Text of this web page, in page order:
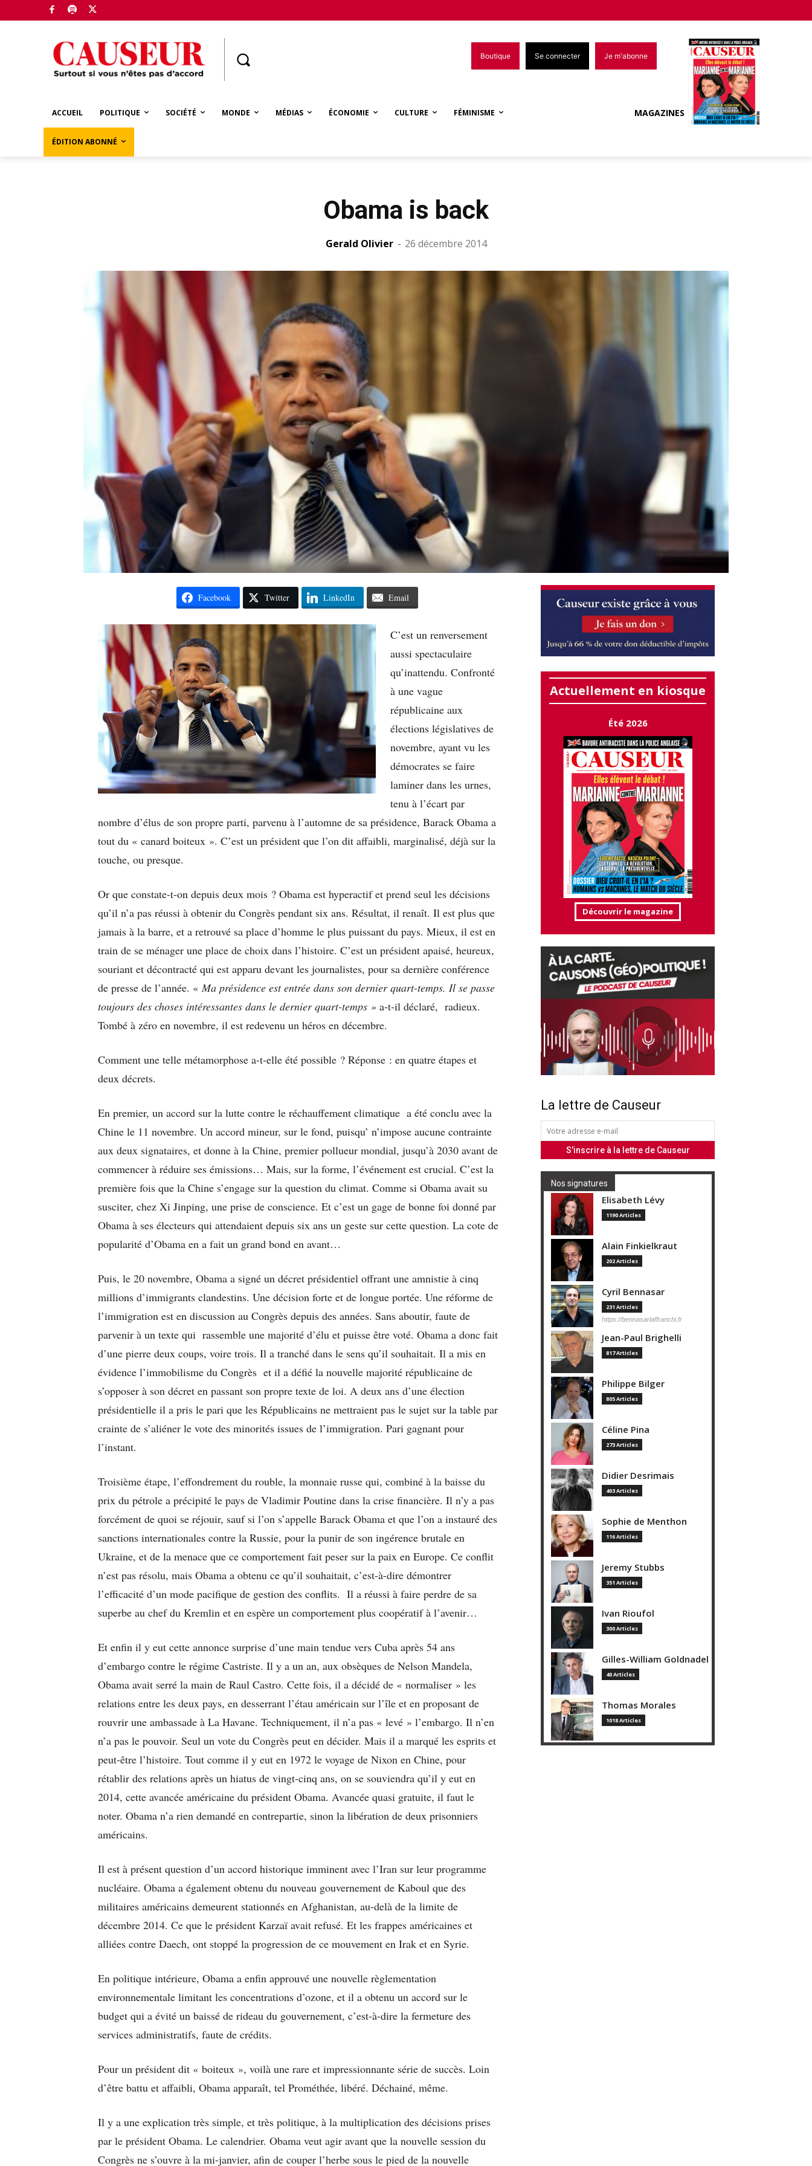
Boutique Se connecter Je m'abonne
ACCUEIL POLITIQUE SOCIÉTÉ MONDE MÉDIAS ÉCONOMIE CULTURE FÉMINISME
ÉDITION ABONNÉ
MAGAZINES
Obama is back
Gerald Olivier - 26 décembre 2014
Facebook Twitter LinkedIn Email
C’est un renversement
aussi spectaculaire
qu’inattendu. Confronté
à une vague
républicaine aux
élections législatives de
novembre, ayant vu les
démocrates se faire
laminer dans les urnes,
tenu à l’écart par
nombre d’élus de son propre parti, parvenu à l’automne de sa présidence, Barack Obama a
tout du « canard boiteux ». C’est un président que l’on dit affaibli, marginalisé, déjà sur la
touche, ou presque.
Or que constate-t-on depuis deux mois ? Obama est hyperactif et prend seul les décisions
qu’il n’a pas réussi à obtenir du Congrès pendant six ans. Résultat, il renaît. Il est plus que
jamais à la barre, et a retrouvé sa place d’homme le plus puissant du pays. Mieux, il est en
train de se ménager une place de choix dans l’histoire. C’est un président apaisé, heureux,
souriant et décontracté qui est apparu devant les journalistes, pour sa dernière conférence
de presse de l’année. « Ma présidence est entrée dans son dernier quart-temps. Il se passe
toujours des choses intéressantes dans le dernier quart-temps » a-t-il déclaré, radieux.
Tombé à zéro en novembre, il est redevenu un héros en décembre.
Comment une telle métamorphose a-t-elle été possible ? Réponse : en quatre étapes et
deux décrets.
En premier, un accord sur la lutte contre le réchauffement climatique a été conclu avec la
Chine le 11 novembre. Un accord mineur, sur le fond, puisqu’ n’impose aucune contrainte
aux deux signataires, et donne à la Chine, premier pollueur mondial, jusqu’à 2030 avant de
commencer à réduire ses émissions… Mais, sur la forme, l’événement est crucial. C’est la
première fois que la Chine s’engage sur la question du climat. Comme si Obama avait su
susciter, chez Xi Jinping, une prise de conscience. Et c’est un gage de bonne foi donné par
Obama à ses électeurs qui attendaient depuis six ans un geste sur cette question. La cote de
popularité d’Obama en a fait un grand bond en avant…
Puis, le 20 novembre, Obama a signé un décret présidentiel offrant une amnistie à cinq
millions d’immigrants clandestins. Une décision forte et de longue portée. Une réforme de
l’immigration est en discussion au Congrès depuis des années. Sans aboutir, faute de
parvenir à un texte qui rassemble une majorité d’élu et puisse être voté. Obama a donc fait
d’une pierre deux coups, voire trois. Il a tranché dans le sens qu’il souhaitait. Il a mis en
évidence l’immobilisme du Congrès et il a défié la nouvelle majorité républicaine de
s’opposer à son décret en passant son propre texte de loi. A deux ans d’une élection
présidentielle il a pris le pari que les Républicains ne mettraient pas le sujet sur la table par
crainte de s’aliéner le vote des minorités issues de l’immigration. Pari gagnant pour
l’instant.
Troisième étape, l’effondrement du rouble, la monnaie russe qui, combiné à la baisse du
prix du pétrole a précipité le pays de Vladimir Poutine dans la crise financière. Il n’y a pas
forcément de quoi se réjouir, sauf si l’on s’appelle Barack Obama et que l’on a instauré des
sanctions internationales contre la Russie, pour la punir de son ingérence brutale en
Ukraine, et de la menace que ce comportement fait peser sur la paix en Europe. Ce conflit
n’est pas résolu, mais Obama a obtenu ce qu’il souhaitait, c’est-à-dire démontrer
l’efficacité d’un mode pacifique de gestion des conflits. Il a réussi à faire perdre de sa
superbe au chef du Kremlin et en espère un comportement plus coopératif à l’avenir…
Et enfin il y eut cette annonce surprise d’une main tendue vers Cuba après 54 ans
d’embargo contre le régime Castriste. Il y a un an, aux obsèques de Nelson Mandela,
Obama avait serré la main de Raul Castro. Cette fois, il a décidé de « normaliser » les
relations entre les deux pays, en desserrant l’étau américain sur l’île et en proposant de
rouvrir une ambassade à La Havane. Techniquement, il n’a pas « levé » l’embargo. Il n’en
n’a pas le pouvoir. Seul un vote du Congrès peut en décider. Mais il a marqué les esprits et
peut-être l’histoire. Tout comme il y eut en 1972 le voyage de Nixon en Chine, pour
rétablir des relations après un hiatus de vingt-cinq ans, on se souviendra qu’il y eut en
2014, cette avancée américaine du président Obama. Avancée quasi gratuite, il faut le
noter. Obama n’a rien demandé en contrepartie, sinon la libération de deux prisonniers
américains.
Il est à présent question d’un accord historique imminent avec l’Iran sur leur programme
nucléaire. Obama a également obtenu du nouveau gouvernement de Kaboul que des
militaires américains demeurent stationnés en Afghanistan, au-delà de la limite de
décembre 2014. Ce que le président Karzaï avait refusé. Et les frappes américaines et
alliées contre Daech, ont stoppé la progression de ce mouvement en Irak et en Syrie.
En politique intérieure, Obama a enfin approuvé une nouvelle règlementation
environnementale limitant les concentrations d’ozone, et il a obtenu un accord sur le
budget qui a évité un baissé de rideau du gouvernement, c’est-à-dire la fermeture des
services administratifs, faute de crédits.
Pour un président dit « boiteux », voilà une rare et impressionnante série de succès. Loin
d’être battu et affaibli, Obama apparaît, tel Prométhée, libéré. Déchainé, même.
Il y a une explication très simple, et très politique, à la multiplication des décisions prises
par le président Obama. Le calendrier. Obama veut agir avant que la nouvelle session du
Congrès ne s’ouvre à la mi-janvier, afin de couper l’herbe sous le pied de la nouvelle
Actuellement en kiosque
Été 2026
Découvrir le magazine
La lettre de Causeur
Nos signatures
Elisabeth Lévy
1190 Articles
Alain Finkielkraut
202 Articles
Cyril Bennasar
231 Articles
https://bennasarlaffranchi.fr
Jean-Paul Brighelli
817 Articles
Philippe Bilger
805 Articles
Céline Pina
273 Articles
Didier Desrimais
403 Articles
Sophie de Menthon
116 Articles
Jeremy Stubbs
351 Articles
Ivan Rioufol
300 Articles
Gilles-William Goldnadel
40 Articles
Thomas Morales
1018 Articles